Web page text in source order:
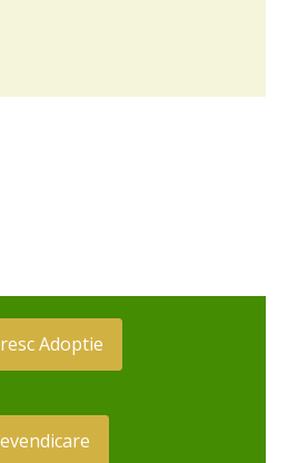
Adoptie